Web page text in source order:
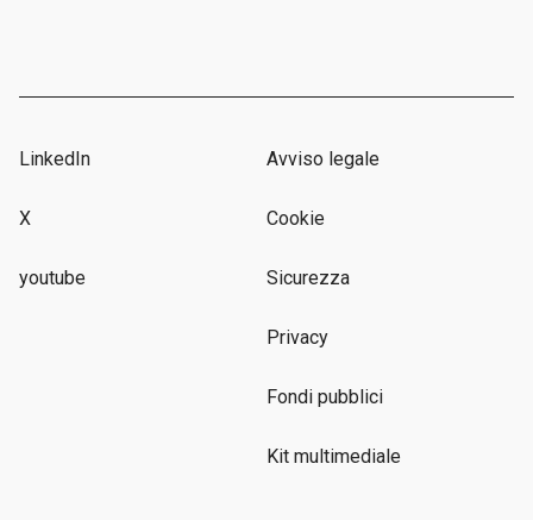
LinkedIn
X
youtube
Avviso legale
Cookie
Sicurezza
Privacy
Fondi pubblici
Kit multimediale